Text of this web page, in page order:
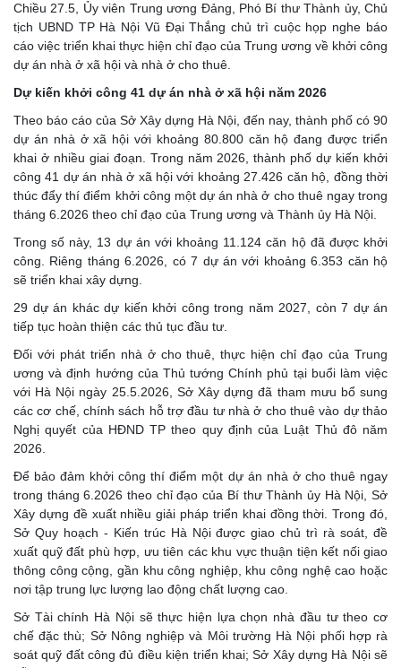
Chiều 27.5, Ủy viên Trung ương Đảng, Phó Bí thư Thành ủy, Chủ
tịch UBND TP Hà Nội Vũ Đại Thắng chủ trì cuộc họp nghe báo
cáo việc triển khai thực hiện chỉ đạo của Trung ương về khởi công
dự án nhà ở xã hội và nhà ở cho thuê.
Dự kiến khởi công 41 dự án nhà ở xã hội năm 2026
Theo báo cáo của Sở Xây dựng Hà Nội, đến nay, thành phố có 90
dự án nhà ở xã hội với khoảng 80.800 căn hộ đang được triển
khai ở nhiều giai đoạn. Trong năm 2026, thành phố dự kiến khởi
công 41 dự án nhà ở xã hội với khoảng 27.426 căn hộ, đồng thời
thúc đẩy thí điểm khởi công một dự án nhà ở cho thuê ngay trong
tháng 6.2026 theo chỉ đạo của Trung ương và Thành ủy Hà Nội.
Trong số này, 13 dự án với khoảng 11.124 căn hộ đã được khởi
công. Riêng tháng 6.2026, có 7 dự án với khoảng 6.353 căn hộ
sẽ triển khai xây dựng.
29 dự án khác dự kiến khởi công trong năm 2027, còn 7 dự án
tiếp tục hoàn thiện các thủ tục đầu tư.
Đối với phát triển nhà ở cho thuê, thực hiện chỉ đạo của Trung
ương và định hướng của Thủ tướng Chính phủ tại buổi làm việc
với Hà Nội ngày 25.5.2026, Sở Xây dựng đã tham mưu bổ sung
các cơ chế, chính sách hỗ trợ đầu tư nhà ở cho thuê vào dự thảo
Nghị quyết của HĐND TP theo quy định của Luật Thủ đô năm
2026.
Để bảo đảm khởi công thí điểm một dự án nhà ở cho thuê ngay
trong tháng 6.2026 theo chỉ đạo của Bí thư Thành ủy Hà Nội, Sở
Xây dựng đề xuất nhiều giải pháp triển khai đồng thời. Trong đó,
Sở Quy hoạch - Kiến trúc Hà Nội được giao chủ trì rà soát, đề
xuất quỹ đất phù hợp, ưu tiên các khu vực thuận tiện kết nối giao
thông công cộng, gần khu công nghiệp, khu công nghệ cao hoặc
nơi tập trung lực lượng lao động chất lượng cao.
Sở Tài chính Hà Nội sẽ thực hiện lựa chọn nhà đầu tư theo cơ
chế đặc thù; Sở Nông nghiệp và Môi trường Hà Nội phối hợp rà
soát quỹ đất công đủ điều kiện triển khai; Sở Xây dựng Hà Nội sẽ